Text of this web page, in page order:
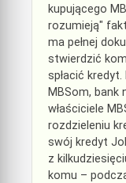
kupującego
rozumieją"
ma pełnej
stwierdzić
spłacić
MBSom, bank
właściciele
rozdzieleniu
swój kredyt
z
komu –